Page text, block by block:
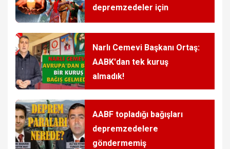
depremzedeler için
Narlı Cemevi Başkanı Ortaş:
AABK'dan tek kuruş
almadık!
AABF topladığı bağışları
depremzedelere
göndermemiş